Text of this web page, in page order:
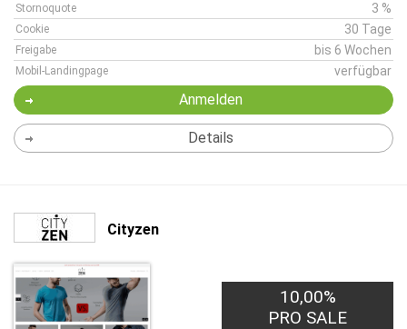
Stornoquote 3 %
Cookie 30 Tage
Freigabe bis 6 Wochen
Mobil-Landingpage verfügbar
Anmelden
Details
Cityzen
10,00%
PRO SALE